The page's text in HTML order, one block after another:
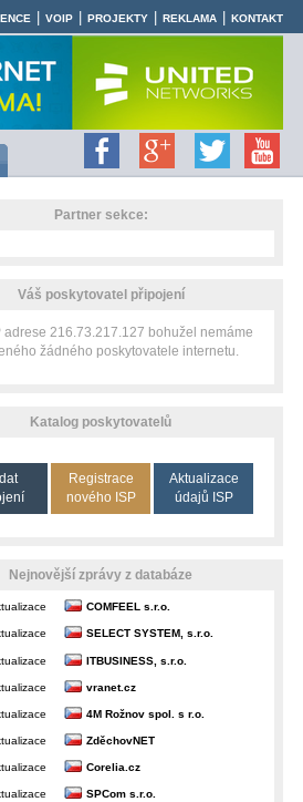
VOIP PROJEKTY REKLAMA KONTAKT
Partner sekce:
Váš poskytovatel připojení
adrese 216.73.217.127 bohužel nemáme
žádného poskytovatele internetu.
Katalog poskytovatelů
Registrace
nového ISP
Aktualizace
údajů ISP
Nejnovější zprávy z databáze
COMFEEL s.r.o.
SELECT SYSTEM, s.r.o.
ITBUSINESS, s.r.o.
vranet.cz
4M Rožnov spol. s r.o.
ZděchovNET
Corelia.cz
SPCom s.r.o.